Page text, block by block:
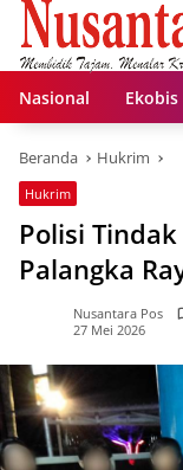
Langsung
konten
Nasional
Ekobis
Beranda Hukrim
Hukrim
Polisi
Palangka
Nusantara Pos
27 Mei 2026